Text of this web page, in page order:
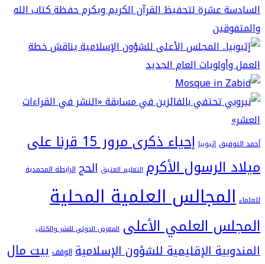
إثيوبيا
إحياء ذكرى مرور 15 قرنا على
الرسول الأكرم التعليم العتيق الحج الرابطة المحمدية
العلمية المحلية
العلمي الأعلى المعرض الدولي للنشر والكتاب
الإقليمية للشؤون الإسلامية الوقف بيت مال